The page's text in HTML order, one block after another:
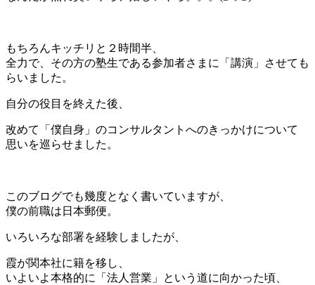
もちろんキッチリと２時間半、
全力で、その方の塾生である参加者さまに「講演」させても
らいました。
自分の役目を終えた後、
改めて「僕自身」のコンサルタントへのきっかけについて
思いを巡らせました。
このブログでも幾度となく書いていますが、
僕の前職は日本郵便。
いろいろな部署を経験しましたが、
霞が関本社に籍を移し、
いよいよ本格的に「法人営業」という道に向かった頃、